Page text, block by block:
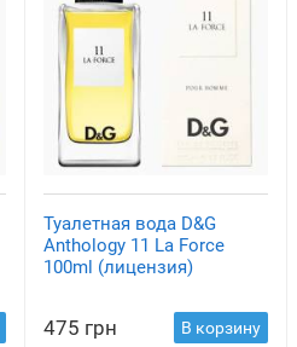
Туалетная вода D&G
Anthology 11 La Force
100ml (лицензия)
475 грн В корзину